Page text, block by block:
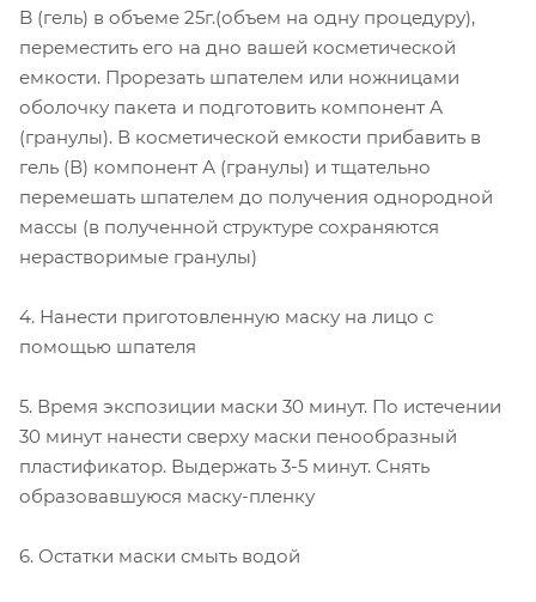
B (гель) в объеме 25г.(объем на одну процедуру),
переместить его на дно вашей косметической
емкости. Прорезать шпателем или ножницами
оболочку пакета и подготовить компонент А
(гранулы). В косметической емкости прибавить в
гель (В) компонент А (гранулы) и тщательно
перемешать шпателем до получения однородной
массы (в полученной структуре сохраняются
нерастворимые гранулы)
4. Нанести приготовленную маску на лицо с
помощью шпателя
5. Время экспозиции маски 30 минут. По истечении
30 минут нанести сверху маски пенообразный
пластификатор. Выдержать 3-5 минут. Снять
образовавшуюся маску-пленку
6. Остатки маски смыть водой